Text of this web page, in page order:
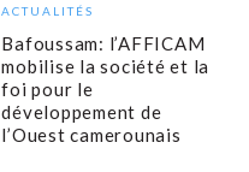
ACTUALITÉS
Bafoussam: l’AFFICAM
mobilise la société et la
foi pour le
développement de
l’Ouest camerounais